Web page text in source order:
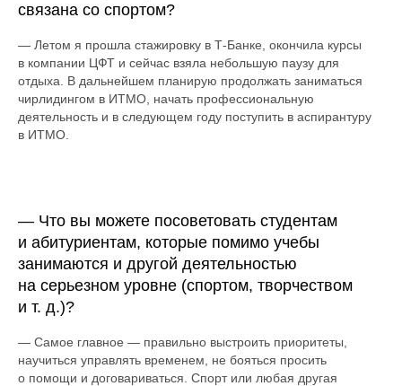
связана со спортом?
— Летом я прошла стажировку в Т-Банке, окончила курсы
в компании ЦФТ и сейчас взяла небольшую паузу для
отдыха. В дальнейшем планирую продолжать заниматься
чирлидингом в ИТМО, начать профессиональную
деятельность и в следующем году поступить в аспирантуру
в ИТМО.
— Что вы можете посоветовать студентам
и абитуриентам, которые помимо учебы
занимаются и другой деятельностью
на серьезном уровне (спортом, творчеством
и т. д.)?
— Самое главное — правильно выстроить приоритеты,
научиться управлять временем, не бояться просить
о помощи и договариваться. Спорт или любая другая